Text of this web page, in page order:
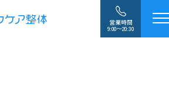
営業時間
9:00〜20:30